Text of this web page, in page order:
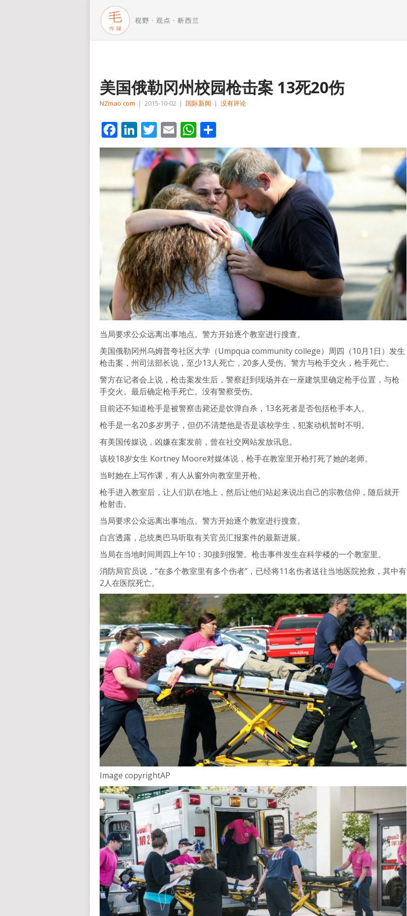
美国俄勒冈州校园枪击案 13死20伤
NZmao com | 2015-10-02 | 国际新闻 | 没有评论
Facebook
LinkedIn
Twitter
EmailWhatsApp
享
当局要求公众远离出事地点。警方开始逐个教室进行搜查。
美国俄勒冈州乌姆普夸社区大学（Umpqua community college）周四（10月1日）发生
枪击案，州司法部长说，至少13人死亡，20多人受伤。警方与枪手交火，枪手死亡。
警方在记者会上说，枪击案发生后，警察赶到现场并在一座建筑里确定枪手位置，与枪
手交火。最后确定枪手死亡。没有警察受伤。
目前还不知道枪手是被警察击毙还是饮弹自杀，13名死者是否包括枪手本人。
枪手是一名20多岁男子，但仍不清楚他是否是该校学生，犯案动机暂时不明。
有美国传媒说，凶嫌在案发前，曾在社交网站发放讯息。
该校18岁女生 Kortney Moore对媒体说，枪手在教室里开枪打死了她的老师。
当时她在上写作课，有人从窗外向教室里开枪。
枪手进入教室后，让人们趴在地上，然后让他们站起来说出自己的宗教信仰，随后就开
枪射击。
当局要求公众远离出事地点。警方开始逐个教室进行搜查。
白宫透露，总统奥巴马听取有关官员汇报案件的最新进展。
当局在当地时间周四上午10：30接到报警。枪击事件发生在科学楼的一个教室里。
消防局官员说，“在多个教室里有多个伤者”，已经将11名伤者送往当地医院抢救，其中有
2人在医院死亡。
Image copyrightAP